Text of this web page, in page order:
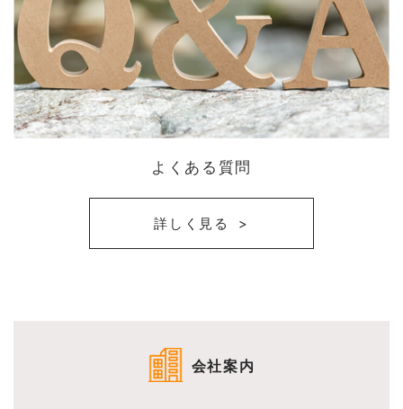
よくある質問
詳しく見る
会社案内